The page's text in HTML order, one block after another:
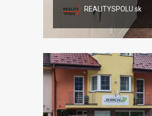
REALITYSPOLU.sk